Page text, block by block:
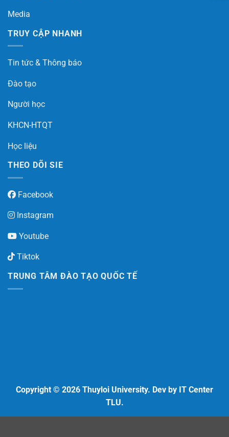
Media
TRUY CẬP NHANH
Tin tức & Thông báo
Đào tạo
Người học
KHCN-HTQT
Học liệu
THEO DÕI SIE
Facebook
Instagram
Youtube
Tiktok
TRUNG TÂM ĐÀO TẠO QUỐC TẾ
Copyright © 2026 Thuyloi University. Dev by IT Center
TLU.